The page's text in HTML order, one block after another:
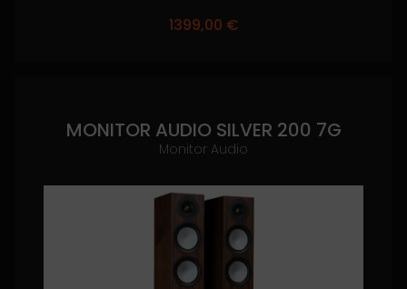
1399,00 €
MONITOR AUDIO SILVER 200 7G
Monitor Audio